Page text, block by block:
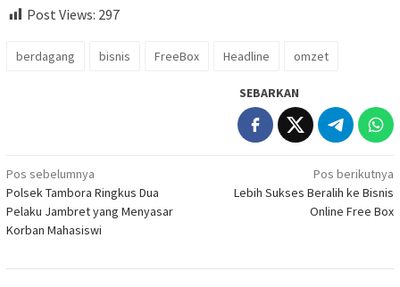
Post Views: 297
berdagang bisnis FreeBox Headline omzet
SEBARKAN
Navigasi
pos
Pos sebelumnya
Polsek Tambora Ringkus Dua
Pelaku Jambret yang Menyasar
Korban Mahasiswi
Pos berikutnya
Lebih Sukses Beralih ke Bisnis
Online Free Box